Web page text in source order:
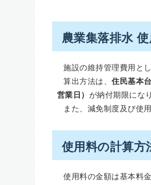
農業集落排水
施設の維持管理費用と
算出方法は、住民基本
営業日） が納付期限にな
また、減免制度及び使
使用料の計算方
使用料の金額は基本料